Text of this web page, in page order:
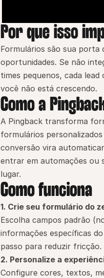
Por que isso
Formulários são sua porta
oportunidades. Se não
times pequenos, cada
você não está crescendo.
Como a
A Pingback transforma
formulários
conversão vira
entrar em automações ou
lugar.
Como funciona
1. Crie seu formulário do
Escolha campos padrão
informações específicas
passo para reduzir fricção.
2. Personalize a
Configure cores, textos,